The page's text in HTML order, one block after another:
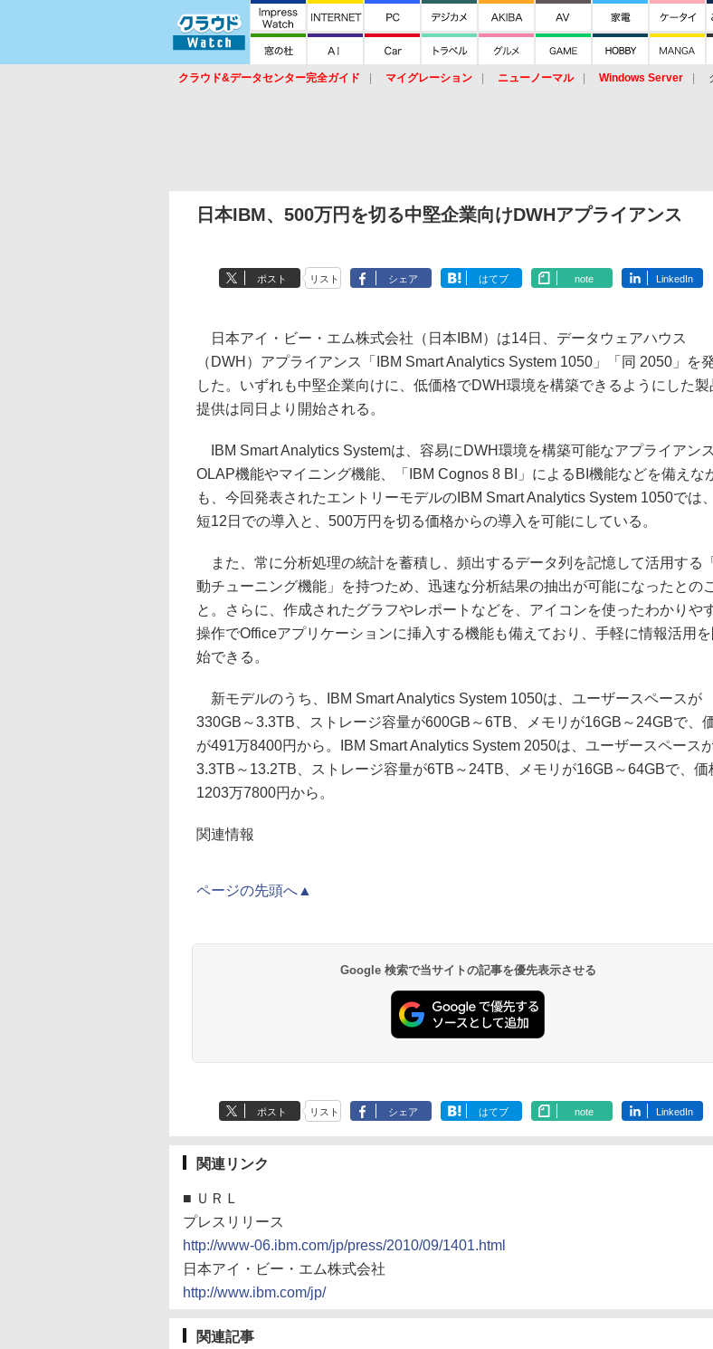
クラウド&データセンター完全ガイド マイグレーション ニューノーマル Windows Server
日本IBM、500万円を切る中堅企業向けDWHアプライアンス
ポスト リスト シェア はてブ note LinkedIn
日本アイ・ビー・エム株式会社（日本IBM）は14日、データウェアハウス
（DWH）アプライアンス「IBM Smart Analytics System 1050」「同 2050」を
した。いずれも中堅企業向けに、低価格でDWH環境を構築できるようにした製
提供は同日より開始される。
IBM Smart Analytics Systemは、容易にDWH環境を構築可能なアプライアンス
OLAP機能やマイニング機能、「IBM Cognos 8 BI」によるBI機能などを備えな
も、今回発表されたエントリーモデルのIBM Smart Analytics System 1050では
短12日での導入と、500万円を切る価格からの導入を可能にしている。
また、常に分析処理の統計を蓄積し、頻出するデータ列を記憶して活用する
動チューニング機能」を持つため、迅速な分析結果の抽出が可能になったとのこ
と。さらに、作成されたグラフやレポートなどを、アイコンを使ったわかりや
操作でOfficeアプリケーションに挿入する機能も備えており、手軽に情報活用を
始できる。
新モデルのうち、IBM Smart Analytics System 1050は、ユーザースペースが
330GB～3.3TB、ストレージ容量が600GB～6TB、メモリが16GB～24GBで、
が491万8400円から。IBM Smart Analytics System 2050は、ユーザースペース
3.3TB～13.2TB、ストレージ容量が6TB～24TB、メモリが16GB～64GBで、価
1203万7800円から。
関連情報
ページの先頭へ▲
Google 検索で当サイトの記事を優先表示させる
ポスト リスト シェア はてブ note LinkedIn
関連リンク
■ ＵＲＬ
プレスリリース
http://www-06.ibm.com/jp/press/2010/09/1401.html
日本アイ・ビー・エム株式会社
http://www.ibm.com/jp/
関連記事